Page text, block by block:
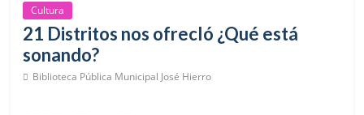
Cultura
21 Distritos nos ofrecIó ¿Qué está
sonando?
Biblioteca Pública Municipal José Hierro